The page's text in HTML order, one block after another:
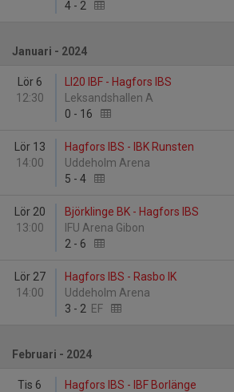
4 - 2
Januari - 2024
Lör 6
12:30
LI20 IBF - Hagfors IBS
Leksandshallen A
0 - 16
Lör 13
14:00
Hagfors IBS - IBK Runsten
Uddeholm Arena
5 - 4
Lör 20
13:00
Björklinge BK - Hagfors IBS
IFU Arena Gibon
2 - 6
Lör 27
14:00
Hagfors IBS - Rasbo IK
Uddeholm Arena
3 - 2 EF
Februari - 2024
Tis 6
Hagfors IBS - IBF Borlänge